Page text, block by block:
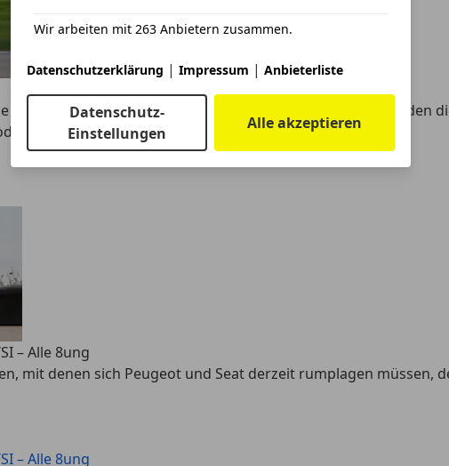
Wir arbeiten mit 263 Anbietern zusammen.
Datenschutzerklärung | Impressum | Anbieterliste
Datenschutz-
Einstellungen
Alle akzeptieren
beraubter Fünftürer war, ist längst vorbei. Heutzutage werden
Coupé tituliert.
– Alle 8ung
mit denen sich Peugeot und Seat derzeit rumplagen müssen,
– Alle 8ung